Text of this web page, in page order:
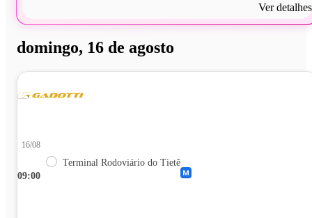
Ver detalhes
domingo, 16 de agosto
09:00
16/08
Terminal Rodoviário do Tietê